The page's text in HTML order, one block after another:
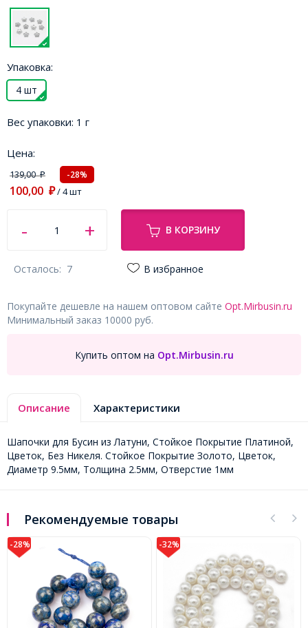
Упаковка:
4 шт
Вес упаковки: 1 г
Цена:
139,00₽ -28%
100,00 ₽/ 4 шт
В КОРЗИНУ
Осталось: 7 В избранное
Покупайте дешевле на нашем оптовом сайте Opt.Mirbusin.ru
Минимальный заказ 10000 руб.
Купить оптом на Opt.Mirbusin.ru
Описание Характеристики
Шапочки для Бусин из Латуни, Стойкое Покрытие Платиной,
Цветок, Без Никеля. Стойкое Покрытие Золото, Цветок,
Диаметр 9.5мм, Толщина 2.5мм, Отверстие 1мм
Рекомендуемые товары